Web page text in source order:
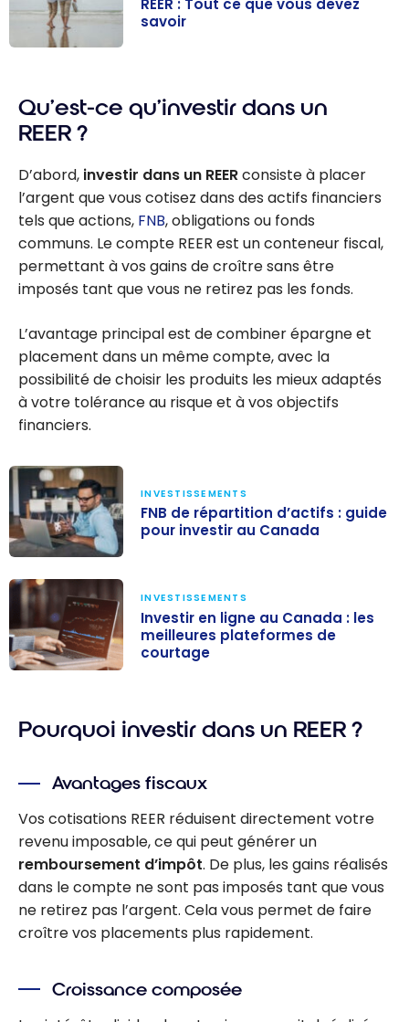
savoir
REER : Tout ce que vous devez
savoir
Qu’est-ce qu’investir dans un
REER ?
D’abord, investir dans un REERconsiste à placer
l’argent que vous cotisez dans des actifs financiers
tels que actions, FNB, obligations ou fonds
communs. Le compte REER est un conteneur fiscal,
permettant à vos gains de croître sans être
imposés tant que vous ne retirez pas les fonds.
L’avantage principal est de combiner épargne et
placement dans un même compte, avec la
possibilité de choisir les produits les mieux adaptés
à votre tolérance au risque et à vos objectifs
financiers.
répartition
d’actifs : guide
pour investir au
Canada
INVESTISSEMENTS
FNB de répartition d’actifs : guide
pour investir au Canada
meilleures
courtage
INVESTISSEMENTS
Investir en ligne au Canada : les
meilleures plateformes de
courtage
Pourquoi investir dans un REER ?
Avantages fiscaux
Vos cotisations REER réduisent directement votre
revenu imposable, ce qui peut générer un
remboursement d’impôt. De plus, les gains réalisés
dans le compte ne sont pas imposés tant que vous
ne retirez pas l’argent. Cela vous permet de faire
croître vos placements plus rapidement.
Croissance composée